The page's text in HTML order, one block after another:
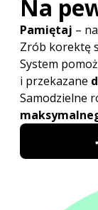
Doświadczenie
z kancelariami
samodzielną
i osób
podatkowych,
oraz
w
transakcji pod
więcej...